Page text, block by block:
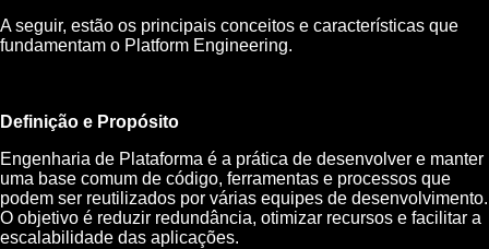
A seguir, estão os principais conceitos e características que
fundamentam o Platform Engineering.
Definição e Propósito
Engenharia de Plataforma é a prática de desenvolver e manter
uma base comum de código, ferramentas e processos que
podem ser reutilizados por várias equipes de desenvolvimento.
O objetivo é reduzir redundância, otimizar recursos e facilitar a
escalabilidade das aplicações.